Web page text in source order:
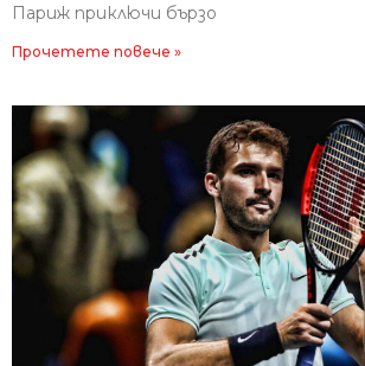
Париж приключи бързо
Прочетете повече »